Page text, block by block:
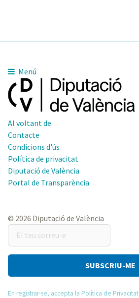
Menú
Al voltant de
Contacte
Condicions d'ús
Política de privacitat
Diputació de València
Portal de Transparència
© 2026 Diputació de València
El
teu
correu-
En registrar-se, accepta la Política de Privacitat